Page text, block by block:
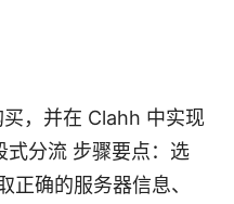
，并在 Clahh 中实现
式分流 步骤要点：选
正确的服务器信息、